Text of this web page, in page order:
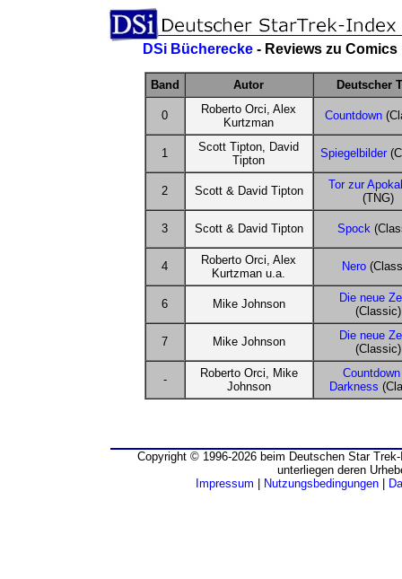
DSi Bücherecke- Reviews zu Comics
Band Autor Deutscher
0
Roberto Orci, Alex
Kurtzman
Countdown
1
Scott Tipton, David
Tipton
Spiegelbilder
2 Scott & David Tipton
Tor zur
(TNG)
3 Scott & David Tipton Spock
4
Roberto Orci, Alex
Kurtzman u.a.
Nero
6 Mike Johnson
Die neue
(Classic)
7 Mike Johnson
Die neue
(Classic)
-
Roberto Orci, Mike
Johnson
Darkness
Copyright © 1996-2026 beim Deutschen Star
unterliegen deren
Impressum
Nutzungsbedingungen